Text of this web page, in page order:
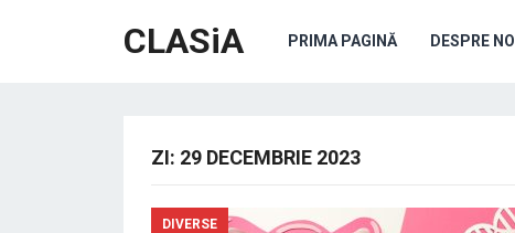
CLASiA PRIMA PAGINĂ DESPRE NOI
ZI: 29 DECEMBRIE 2023
DIVERSE